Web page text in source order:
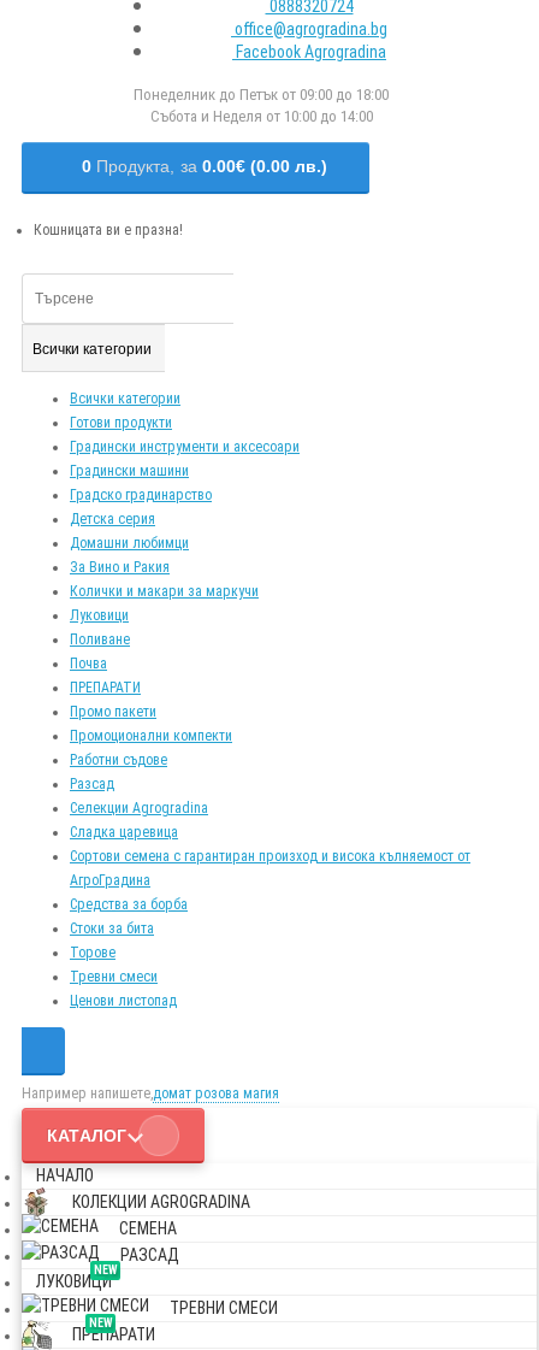
0888320724
office@agrogradina.bg
Facebook Agrogradina
Понеделник до Петък от 09:00 до 18:00
Събота и Неделя от 10:00 до 14:00
0 Продукта, за 0.00€ (0.00 лв.)
Кошницата ви е празна!
Всички категории
Всички категории
Готови продукти
Градински инструменти и аксесоари
Градински машини
Градско градинарство
Детска серия
Домашни любимци
За Вино и Ракия
Колички и макари за маркучи
Луковици
Поливане
Почва
ПРЕПАРАТИ
Промо пакети
Промоционални компекти
Работни съдове
Разсад
Селекции Agrogradina
Сладка царевица
Сортови семена с гарантиран произход и висока кълняемост от
АгроГрадина
Средства за борба
Стоки за бита
Торове
Тревни смеси
Ценови листопад
Например напишете,домат розова магия
КАТАЛОГ
НАЧАЛО
КОЛЕКЦИИ AGROGRADINA
СЕМЕНА
РАЗСАД
NEW
ЛУКОВИЦИ
ТРЕВНИ СМЕСИ
NEW
ПРЕПАРАТИ